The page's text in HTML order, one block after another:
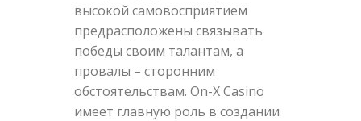
высокой самовосприятием
предрасположены связывать
победы своим талантам, а
провалы – сторонним
обстоятельствам. On-X Casino
имеет главную роль в создании